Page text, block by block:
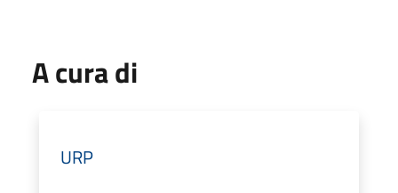
A cura di
URP